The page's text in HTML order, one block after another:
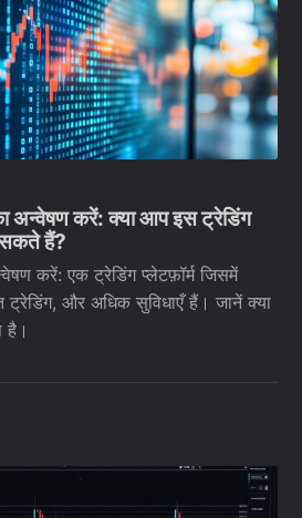
करें: क्या आप इस ट्रेडिंग
सकते हैं?
करें: एक ट्रेडिंग प्लेटफ़ॉर्म जिसमें
ट्रेडिंग, और अधिक सुविधाएँ हैं। जानें क्या
है।